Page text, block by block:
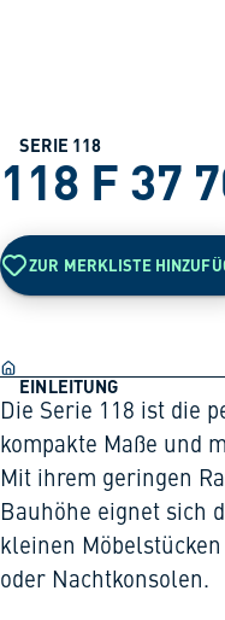
SERIE 118
118 F 37
ZUR MERKLISTE
EINLEITUNG
Die Serie 118 ist die
kompakte Maße und
Mit ihrem geringen
Bauhöhe eignet sich
kleinen
oder Nachtkonsolen.